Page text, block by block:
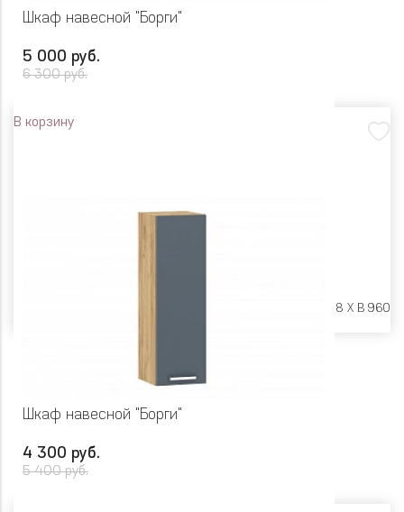
Шкаф навесной "Борги"
5 000 руб.
6 300 руб.
В корзину
Ш 400 X Г 318 X В 960
Шкаф навесной "Борги"
4 300 руб.
5 400 руб.